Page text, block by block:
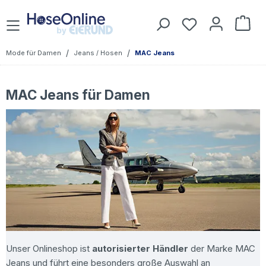
Zum Hauptinhalt springen Du hast 0
Mode für Damen / Jeans / Hosen / MAC Jeans
MAC Jeans für Damen
Unser Onlineshop ist autorisierter Händler der Marke MAC
Jeans und führt eine besonders große Auswahl an